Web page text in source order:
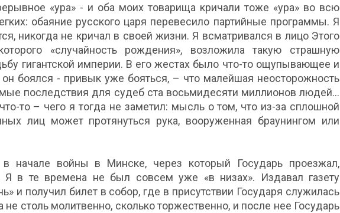
«ура» - и оба моих товарища кричали тоже «ура» во всю
обаяние русского царя перевесило партийные программы. Я
никогда не кричал в своей жизни. Я всматривался в лицо Этого
«случайность рождения», возложила такую страшную
гигантской империи. В его жестах было что-то ощупывающее и
он боялся - привык уже бояться, – что малейшая неосторожность
последствия для судеб ста восьмидесяти миллионов людей...
то – чего я тогда не заметил: мысль о том, что из-за сплошной
лиц может протянуться рука, вооруженная браунингом или
начале войны в Минске, через который Государь проезжал,
Я в те времена не был совсем уже «в низах». Издавал газету
и получил билет в собор, где в присутствии Государя служилась
столь молитвенно, сколько торжественно, и после нее Государь